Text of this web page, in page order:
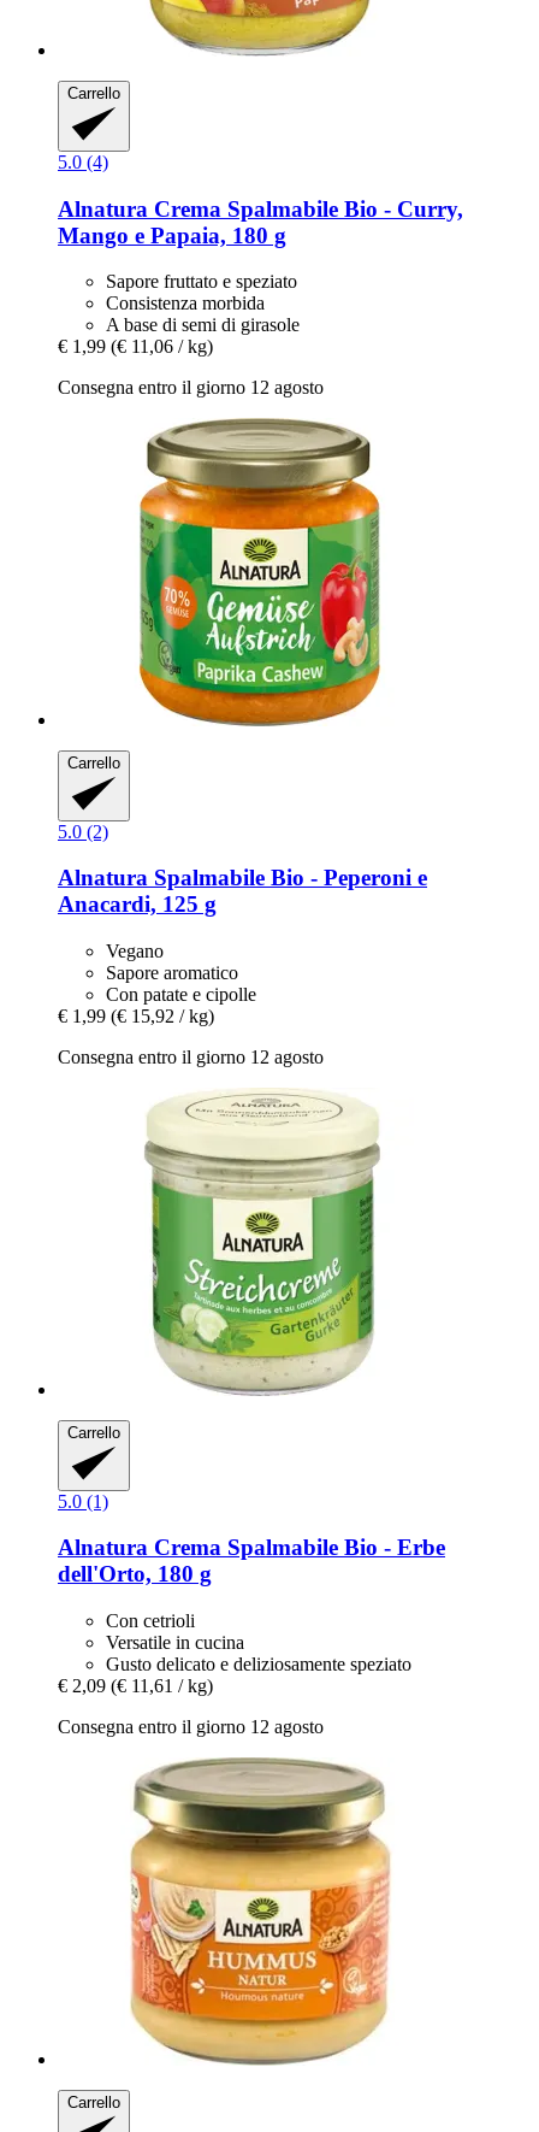
Carrello
5.0 (4)
Alnatura Crema Spalmabile Bio -​ Curry,
Mango e Papaia, 180 g
Sapore fruttato e speziato
Consistenza morbida
A base di semi di girasole
€ 1,99 (€ 11,06 / kg)
Consegna entro il giorno 12 agosto
Carrello
5.0 (2)
Alnatura Spalmabile Bio -​ Peperoni e
Anacardi, 125 g
Vegano
Sapore aromatico
Con patate e cipolle
€ 1,99 (€ 15,92 / kg)
Consegna entro il giorno 12 agosto
Carrello
5.0 (1)
Alnatura Crema Spalmabile Bio -​ Erbe
dell'Orto, 180 g
Con cetrioli
Versatile in cucina
Gusto delicato e deliziosamente speziato
€ 2,09 (€ 11,61 / kg)
Consegna entro il giorno 12 agosto
Carrello